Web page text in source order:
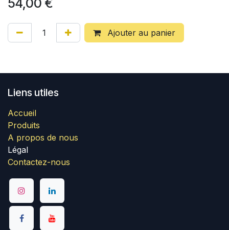
54,00 €
Ajouter au panier
Liens utiles
Accueil
Produits
A propos de nous
Légal
Contactez-nous